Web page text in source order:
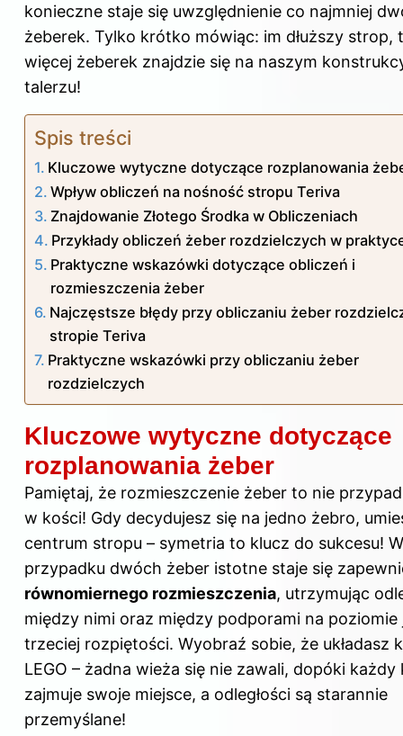
konieczne staje się uwzględnienie co najmniej
żeberek. Tylko krótko mówiąc: im dłuższy strop,
więcej żeberek znajdzie się na naszym
talerzu!
Spis treści
Kluczowe wytyczne dotyczące rozplanowania
Wpływ obliczeń na nośność stropu Teriva
Znajdowanie Złotego Środka w Obliczeniach
Przykłady obliczeń żeber rozdzielczych w
Praktyczne wskazówki dotyczące obliczeń i
rozmieszczenia żeber
Najczęstsze błędy przy obliczaniu żeber
stropie Teriva
Praktyczne wskazówki przy obliczaniu żeber
rozdzielczych
Kluczowe wytyczne dotyczące
rozplanowania żeber
Pamiętaj, że rozmieszczenie żeber to nie
w kości! Gdy decydujesz się na jedno żebro,
centrum stropu – symetria to klucz do sukcesu! W
przypadku dwóch żeber istotne staje się
równomiernego rozmieszczenia, utrzymując
między nimi oraz między podporami na poziomie
trzeciej rozpiętości. Wyobraź sobie, że układasz
LEGO – żadna wieża się nie zawali, dopóki każdy
zajmuje swoje miejsce, a odległości są starannie
przemyślane!